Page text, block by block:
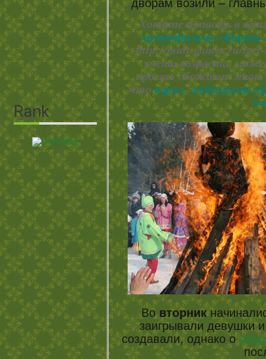
дворам возили –
Хотите попасть в
мультфильму «Король
http://mult-games.ru/
учета возраста,
просто обожают этот
чтоигры с любимыми
в
Вовторник
заигрывали девушки
создавали, однако о